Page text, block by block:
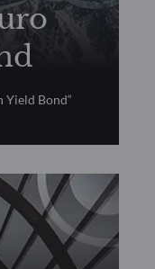
Yield Bond“